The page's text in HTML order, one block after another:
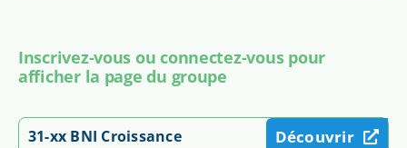
Inscrivez-vous ou connectez-vous pour
afficher la page du groupe
31-xx BNI Croissance Découvrir